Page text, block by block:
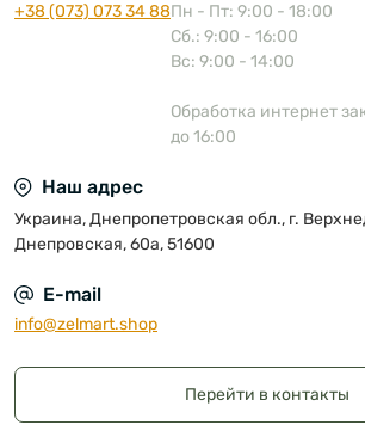
+38 (073) 073 34 88Пн - Пт: 9:00 - 18:00
Сб.: 9:00 - 16:00
Вс: 9:00 - 14:00
Обработка интернет
до 16:00
Наш адрес
Украина, Днепропетровская обл., г.
Днепровская, 60а, 51600
E-mail
info@zelmart.shop
Перейти в контакты